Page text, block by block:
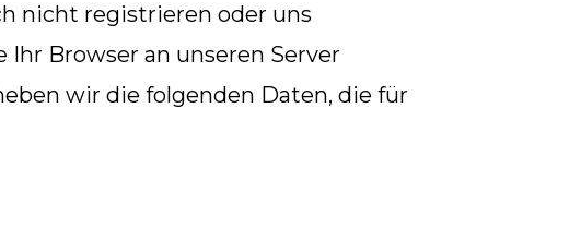
nicht registrieren oder uns
Browser an unseren Server
wir die folgenden Daten, die für